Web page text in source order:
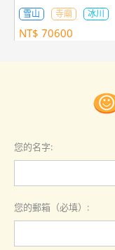
雪山 寺廟 冰川
NT$ 70600
您的名字:
您的郵箱（必填）: